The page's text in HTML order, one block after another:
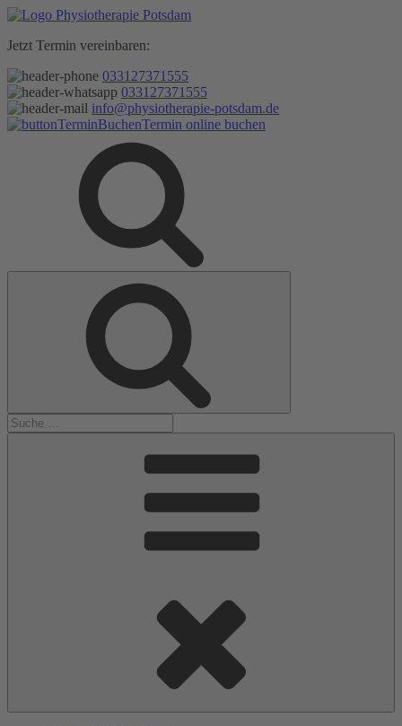
Zum
springen
Jetzt Termin vereinbaren:
033127371555
033127371555
info@physiotherapie-potsdam.de
Termin online buchen